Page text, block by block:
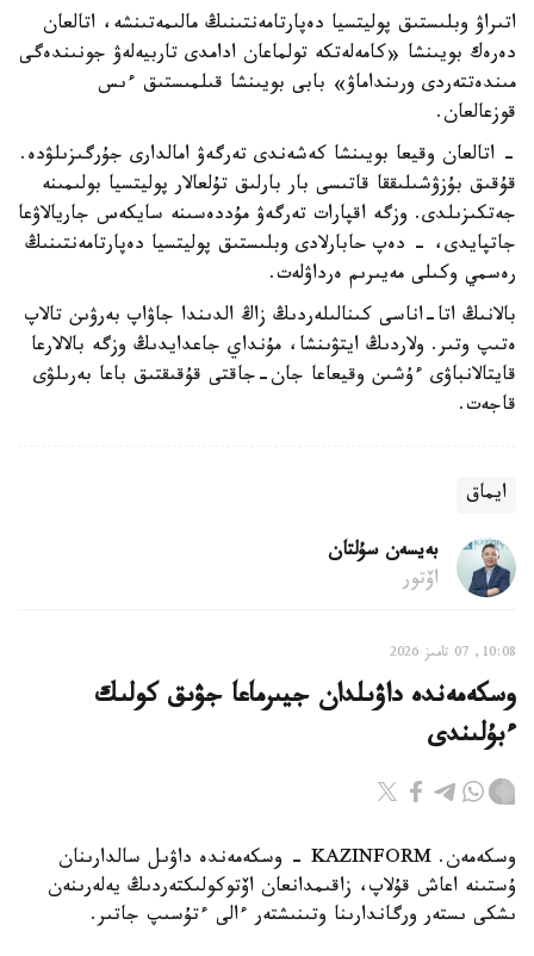
اتىراۋ وبلىستىق پوليتسيا دەپارتامەنتىنىڭ مالىمەتىنشە، اتالعان
دەرەك بويىنشا «كامەلەتكە تولماعان ادامدى تاربيەلەۋ جونىندەگى
مىندەتتەردى ورىنداماۋ» بابى بويىنشا قىلمىستىق ءىس
قوزعالعان.
- اتالعان وقيعا بويىنشا كەشەندى تەرگەۋ امالدارى جۇرگىزىلۋدە.
قۇقىق بۇزۋشىلىققا قاتىسى بار بارلىق تۇلعالار پوليتسيا بولىمىنە
جەتكىزىلدى. وزگە اقپارات تەرگەۋ مۇددەسىنە سايكەس جاريالاۋعا
جاتپايدى، - دەپ حابارلادى وبلىستىق پوليتسيا دەپارتامەنتىنىڭ
رەسمي وكىلى مەيىرىم ەرداۋلەت.
بالانىڭ اتا-اناسى كىنالىلەردىڭ زاڭ الدىندا جاۋاپ بەرۋىن تالاپ
ەتىپ وتىر. ولاردىڭ ايتۋىنشا، مۇنداي جاعدايدىڭ وزگە بالالارعا
قايتالانباۋى ءۇشىن وقيعاعا جان-جاقتى قۇقىقتىق باعا بەرىلۋى
قاجەت.
ايماق
بەيسەن سۇلتان
اۆتور
10:08, 07 تامىز 2026
وسكەمەندە داۋىلدان جيىرماعا جۋىق كولىك
ءبۇلىندى
وسكەمەن. KAZINFORM - وسكەمەندە داۋىل سالدارىنان
ۇستىنە اعاش قۇلاپ، زاقىمدانعان اۆتوكولىكتەردىڭ يەلەرىنەن
ىشكى ىستەر ورگاندارىنا وتىنىشتەر ءالى ءتۇسىپ جاتىر.